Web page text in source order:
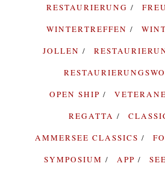
RESTAURIERUNG
WINTERTREFFEN
JOLLEN
OPEN SHIP
REGATTA
AMMERSEE CLASSICS
SYMPOSIUM
APP